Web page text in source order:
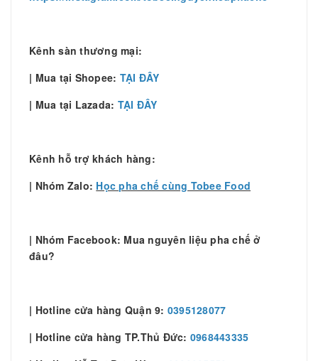
Kênh sàn thương mại:
| Mua tại Shopee: TẠI ĐÂY
| Mua tại Lazada: TẠI ĐÂY
Kênh hỗ trợ khách hàng:
| Nhóm Zalo: Học pha chế cùng Tobee Food
| Nhóm Facebook: Mua nguyên liệu pha chế ở
đâu?
| Hotline cửa hàng Quận 9: 0395128077
| Hotline cửa hàng TP.Thủ Đức: 0968443335